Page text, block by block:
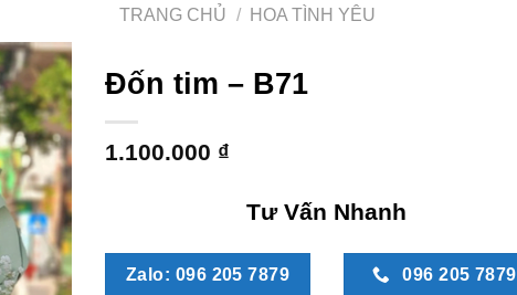
TRANG CHỦ / HOA TÌNH YÊU
Đốn tim – B71
1.100.000 ₫
Tư Vấn Nhanh
Zalo: 096 205 7879 096 205 7879